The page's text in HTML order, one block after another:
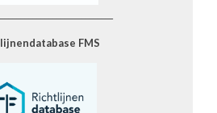
FMS